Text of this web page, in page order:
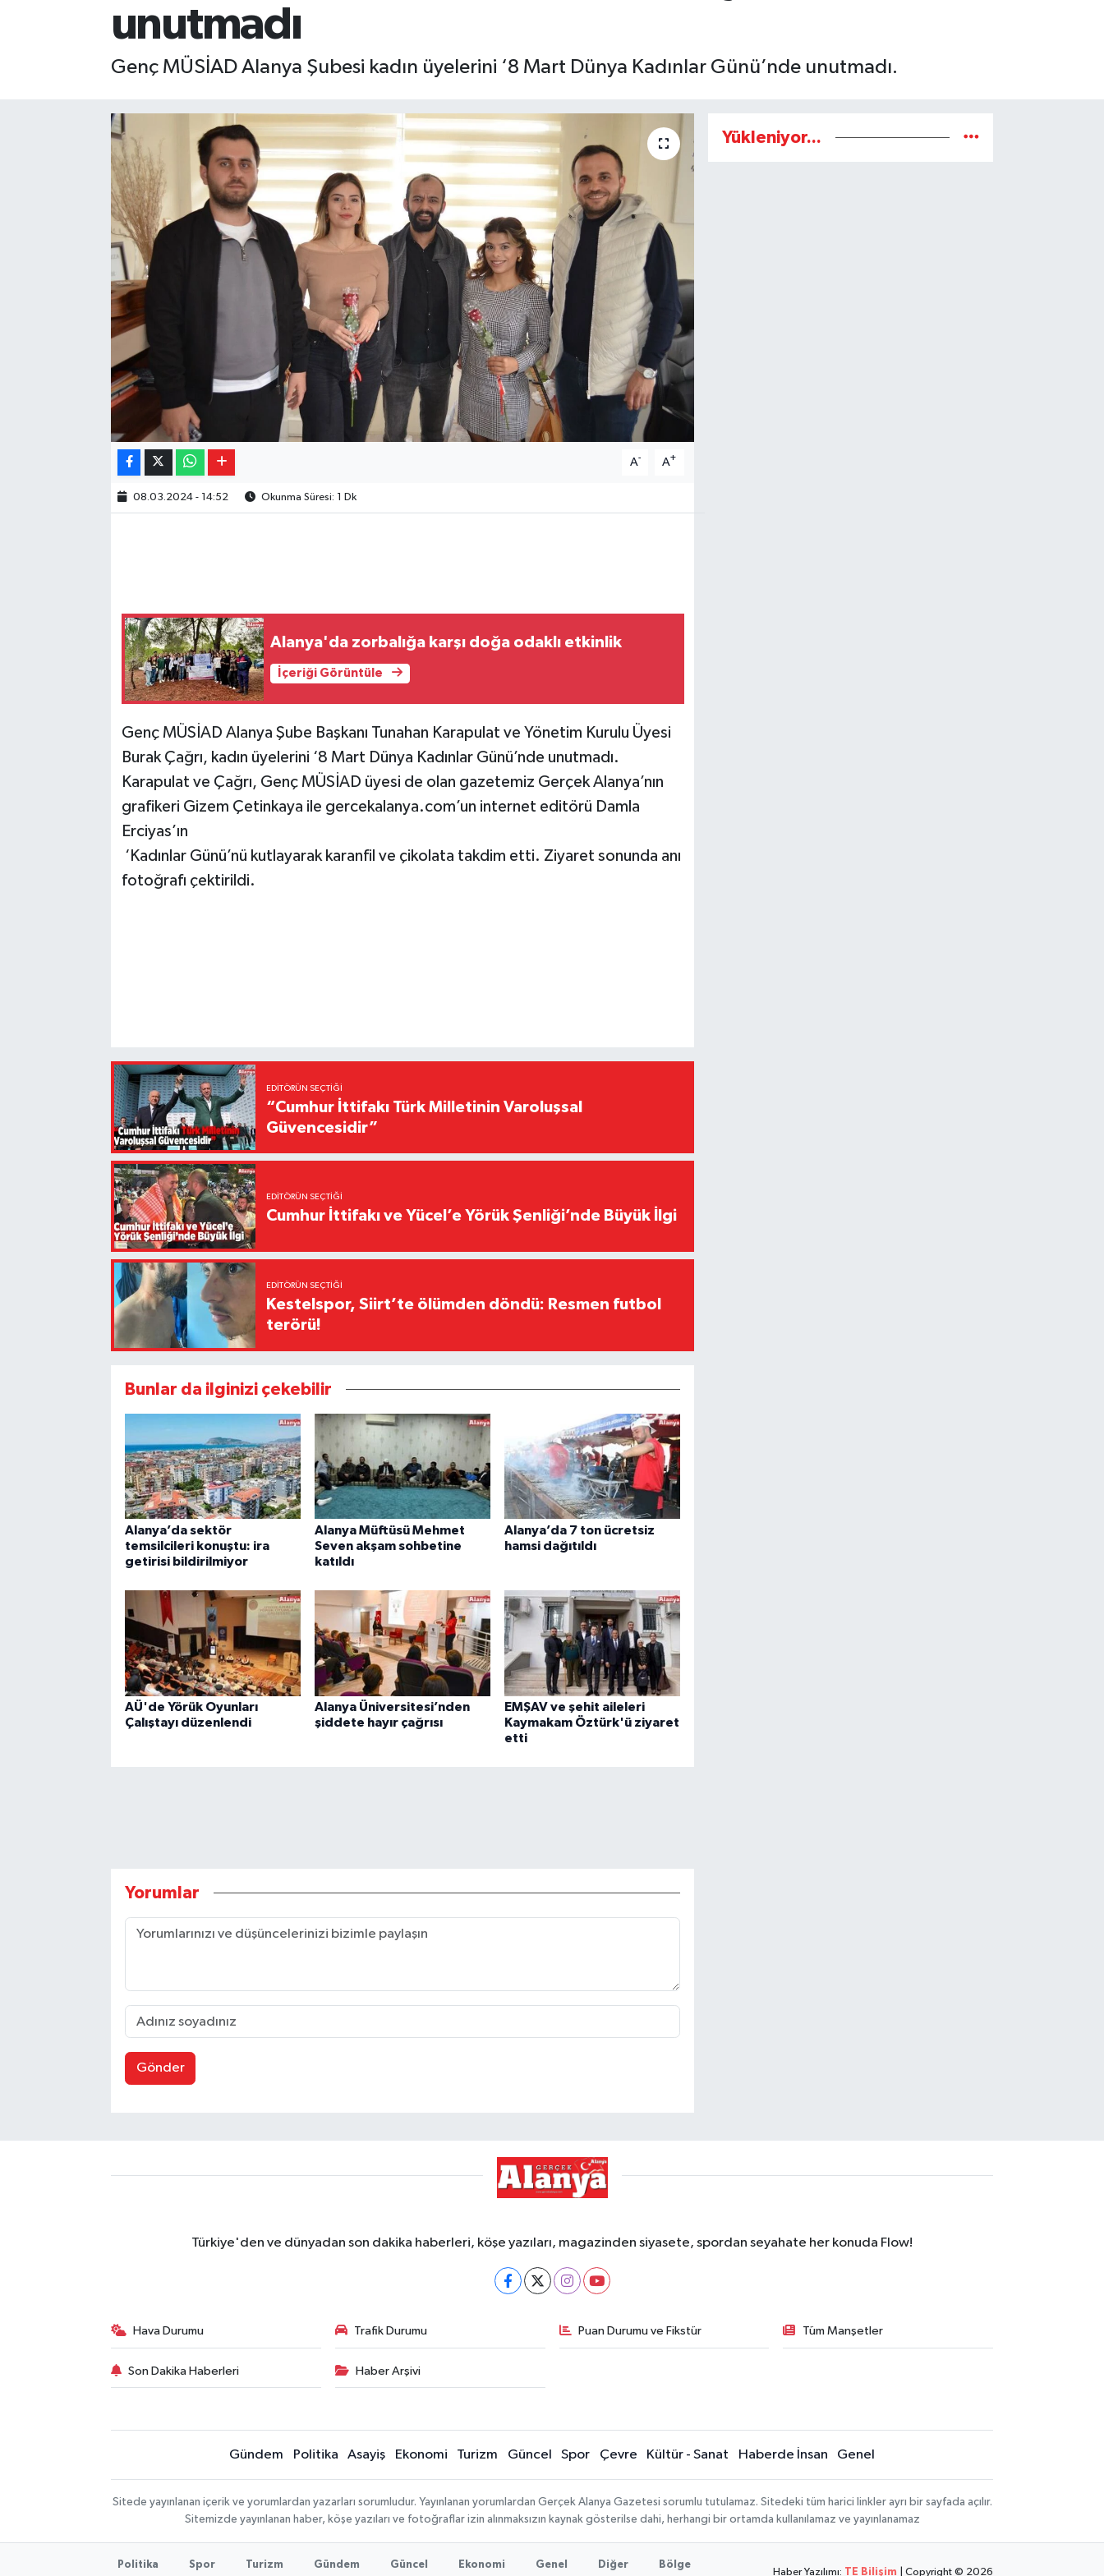
unutmadı
Genç MÜSİAD Alanya Şubesi kadın üyelerini ‘8 Mart Dünya Kadınlar Günü’nde unutmadı.
A- A+
08.03.2024 - 14:52 Okunma Süresi: 1 Dk
Alanya'da zorbalığa karşı doğa odaklı etkinlik
İçeriği Görüntüle
Genç MÜSİAD Alanya Şube Başkanı Tunahan Karapulat ve Yönetim Kurulu Üyesi
Burak Çağrı, kadın üyelerini ‘8 Mart Dünya Kadınlar Günü’nde unutmadı.
Karapulat ve Çağrı, Genç MÜSİAD üyesi de olan gazetemiz Gerçek Alanya’nın
grafikeri Gizem Çetinkaya ile gercekalanya.com’un internet editörü Damla
Erciyas’ın
‘Kadınlar Günü’nü kutlayarak karanfil ve çikolata takdim etti. Ziyaret sonunda anı
fotoğrafı çektirildi.
EDITÖRÜN SEÇTIĞI
“Cumhur İttifakı Türk Milletinin Varoluşsal
Güvencesidir”
EDITÖRÜN SEÇTIĞI
Cumhur İttifakı ve Yücel’e Yörük Şenliği’nde Büyük İlgi
EDITÖRÜN SEÇTIĞI
Kestelspor, Siirt’te ölümden döndü: Resmen futbol
terörü!
Bunlar da ilginizi çekebilir
Alanya’da sektör
temsilcileri konuştu: ira
getirisi bildirilmiyor
Alanya Müftüsü Mehmet
Seven akşam sohbetine
katıldı
Alanya’da 7 ton ücretsiz
hamsi dağıtıldı
AÜ'de Yörük Oyunları
Çalıştayı düzenlendi
Alanya Üniversitesi’nden
şiddete hayır çağrısı
EMŞAV ve şehit aileleri
Kaymakam Öztürk'ü ziyaret
etti
Yorumlar
Gönder
Yükleniyor...
Türkiye'den ve dünyadan son dakika haberleri, köşe yazıları, magazinden siyasete, spordan seyahate her konuda Flow!
Hava Durumu Trafik Durumu Puan Durumu ve Fikstür Tüm Manşetler
Son Dakika Haberleri Haber Arşivi
Gündem Politika Asayiş Ekonomi Turizm Güncel Spor Çevre Kültür - Sanat Haberde İnsan Genel
Sitede yayınlanan içerik ve yorumlardan yazarları sorumludur. Yayınlanan yorumlardan Gerçek Alanya Gazetesi sorumlu tutulamaz. Sitedeki tüm harici linkler ayrı bir sayfada açılır.
Sitemizde yayınlanan haber, köşe yazıları ve fotoğraflar izin alınmaksızın kaynak gösterilse dahi, herhangi bir ortamda kullanılamaz ve yayınlanamaz
Politika Spor Turizm Gündem Güncel Ekonomi Genel Diğer Bölge
Haber Yazılımı: TE Bilişim | Copyright © 2026
Gizlilik İlkeleri - Privacy Policy